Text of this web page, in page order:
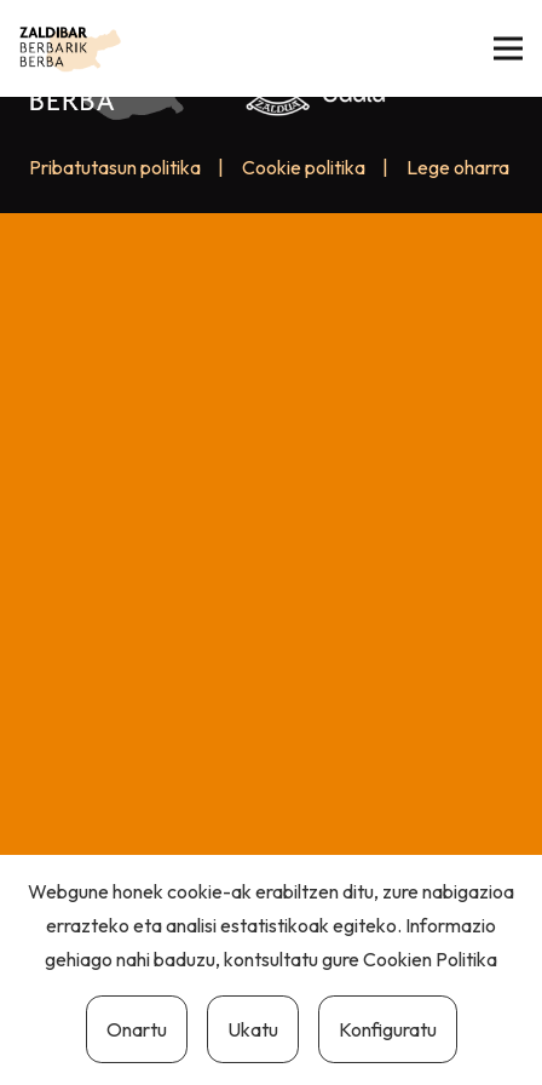
Pribatutasun politika Cookie politika Lege oharra
Webgune honek cookie-ak erabiltzen ditu, zure nabigazioa
errazteko eta analisi estatistikoak egiteko. Informazio
gehiago nahi baduzu, kontsultatu gureCookien Politika
Onartu Ukatu Konfiguratu